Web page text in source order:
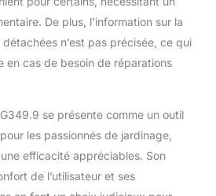
De plus, l’information sur la
n’est pas précisée, ce qui
en cas de besoin de réparations
se présente comme un outil
les passionnés de jardinage,
efficacité appréciables. Son
de l’utilisateur et ses